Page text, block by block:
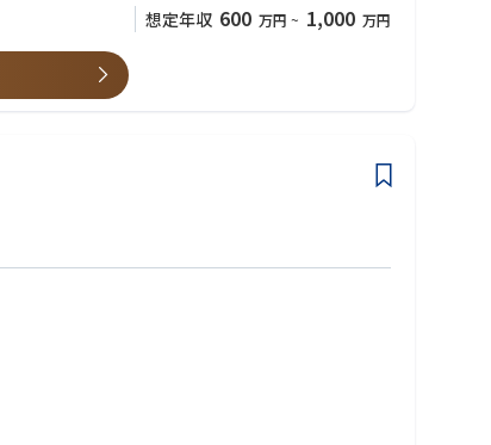
想定年収 600 万円 ~ 1,000 万円